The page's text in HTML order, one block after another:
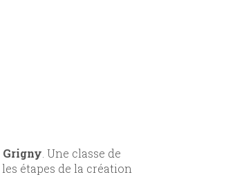
Grigny. Une classe de
étapes de la création